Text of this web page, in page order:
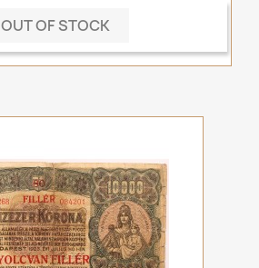
OUT OF STOCK